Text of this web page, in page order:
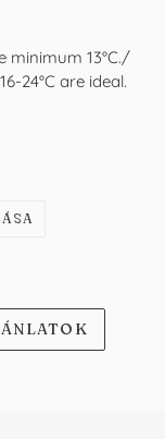
minimum 13°C./
24°C are ideal.